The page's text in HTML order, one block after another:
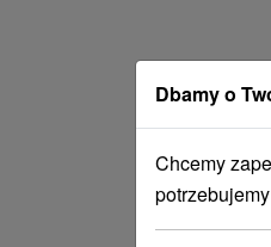
Dbamy o
Chcemy